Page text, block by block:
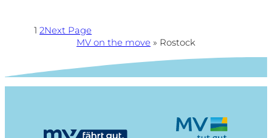
1 2Next Page
MV on the move » Rostock